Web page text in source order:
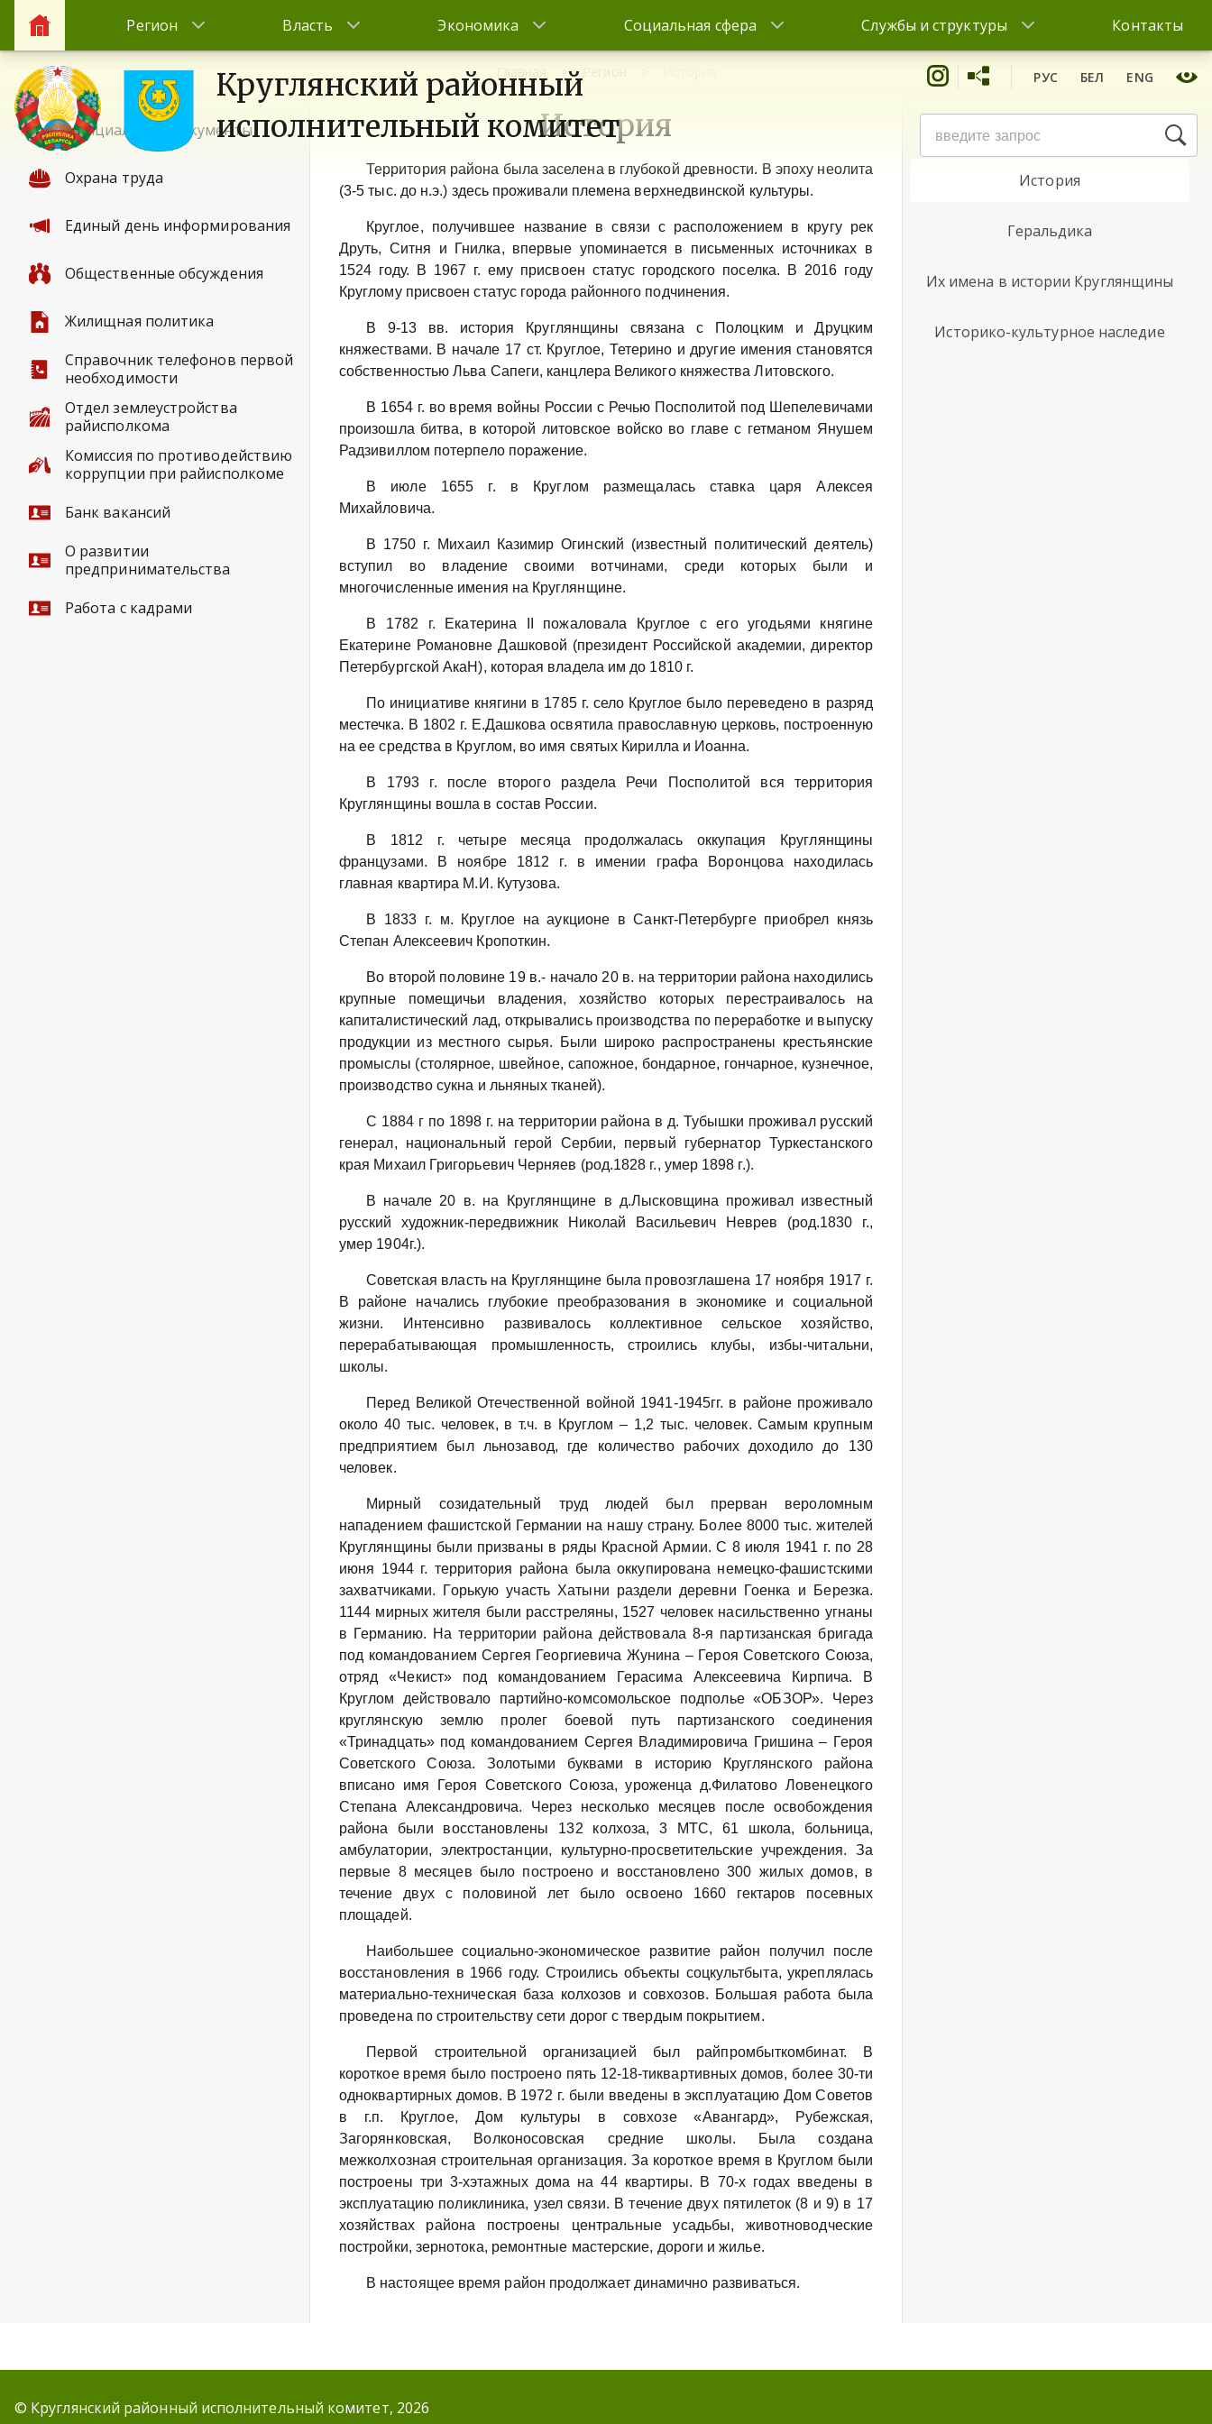
Регион Власть Экономика Социальная сфера Службы и структуры Контакты
Круглянский районный
исполнительный комитет
РУС БЕЛ ENG
Официальные документы
Охрана труда
Единый день информирования
Общественные обсуждения
Жилищная политика
Справочник телефонов первой
необходимости
Отдел землеустройства
райисполкома
Комиссия по противодействию
коррупции при райисполкоме
Банк вакансий
О развитии
предпринимательства
Работа с кадрами
История
Территория района была заселена в глубокой древности. В эпоху неолита
(3-5 тыс. до н.э.) здесь проживали племена верхнедвинской культуры.
Круглое, получившее название в связи с расположением в кругу рек
Друть, Ситня и Гнилка, впервые упоминается в письменных источниках в
1524 году. В 1967 г. ему присвоен статус городского поселка. В 2016 году
Круглому присвоен статус города районного подчинения.
В 9-13 вв. история Круглянщины связана с Полоцким и Друцким
княжествами. В начале 17 ст. Круглое, Тетерино и другие имения становятся
собственностью Льва Сапеги, канцлера Великого княжества Литовского.
В 1654 г. во время войны России с Речью Посполитой под Шепелевичами
произошла битва, в которой литовское войско во главе с гетманом Янушем
Радзивиллом потерпело поражение.
В июле 1655 г. в Круглом размещалась ставка царя Алексея
Михайловича.
В 1750 г. Михаил Казимир Огинский (известный политический деятель)
вступил во владение своими вотчинами, среди которых были и
многочисленные имения на Круглянщине.
В 1782 г. Екатерина ІІ пожаловала Круглое с его угодьями княгине
Екатерине Романовне Дашковой (президент Российской академии, директор
Петербургской АкаН), которая владела им до 1810 г.
По инициативе княгини в 1785 г. село Круглое было переведено в разряд
местечка. В 1802 г. Е.Дашкова освятила православную церковь, построенную
на ее средства в Круглом, во имя святых Кирилла и Иоанна.
В 1793 г. после второго раздела Речи Посполитой вся территория
Круглянщины вошла в состав России.
В 1812 г. четыре месяца продолжалась оккупация Круглянщины
французами. В ноябре 1812 г. в имении графа Воронцова находилась
главная квартира М.И. Кутузова.
В 1833 г. м. Круглое на аукционе в Санкт-Петербурге приобрел князь
Степан Алексеевич Кропоткин.
Во второй половине 19 в.- начало 20 в. на территории района находились
крупные помещичьи владения, хозяйство которых перестраивалось на
капиталистический лад, открывались производства по переработке и выпуску
продукции из местного сырья. Были широко распространены крестьянские
промыслы (столярное, швейное, сапожное, бондарное, гончарное, кузнечное,
производство сукна и льняных тканей).
С 1884 г по 1898 г. на территории района в д. Тубышки проживал русский
генерал, национальный герой Сербии, первый губернатор Туркестанского
края Михаил Григорьевич Черняев (род.1828 г., умер 1898 г.).
В начале 20 в. на Круглянщине в д.Лысковщина проживал известный
русский художник-передвижник Николай Васильевич Неврев (род.1830 г.,
умер 1904г.).
Советская власть на Круглянщине была провозглашена 17 ноября 1917 г.
В районе начались глубокие преобразования в экономике и социальной
жизни. Интенсивно развивалось коллективное сельское хозяйство,
перерабатывающая промышленность, строились клубы, избы-читальни,
школы.
Перед Великой Отечественной войной 1941-1945гг. в районе проживало
около 40 тыс. человек, в т.ч. в Круглом – 1,2 тыс. человек. Самым крупным
предприятием был льнозавод, где количество рабочих доходило до 130
человек.
Мирный созидательный труд людей был прерван вероломным
нападением фашистской Германии на нашу страну. Более 8000 тыс. жителей
Круглянщины были призваны в ряды Красной Армии. С 8 июля 1941 г. по 28
июня 1944 г. территория района была оккупирована немецко-фашистскими
захватчиками. Горькую участь Хатыни раздели деревни Гоенка и Березка.
1144 мирных жителя были расстреляны, 1527 человек насильственно угнаны
в Германию. На территории района действовала 8-я партизанская бригада
под командованием Сергея Георгиевича Жунина – Героя Советского Союза,
отряд «Чекист» под командованием Герасима Алексеевича Кирпича. В
Круглом действовало партийно-комсомольское подполье «ОБЗОР». Через
круглянскую землю пролег боевой путь партизанского соединения
«Тринадцать» под командованием Сергея Владимировича Гришина – Героя
Советского Союза. Золотыми буквами в историю Круглянского района
вписано имя Героя Советского Союза, уроженца д.Филатово Ловенецкого
Степана Александровича. Через несколько месяцев после освобождения
района были восстановлены 132 колхоза, 3 МТС, 61 школа, больница,
амбулатории, электростанции, культурно-просветительские учреждения. За
первые 8 месяцев было построено и восстановлено 300 жилых домов, в
течение двух с половиной лет было освоено 1660 гектаров посевных
площадей.
Наибольшее социально-экономическое развитие район получил после
восстановления в 1966 году. Строились объекты соцкультбыта, укреплялась
материально-техническая база колхозов и совхозов. Большая работа была
проведена по строительству сети дорог с твердым покрытием.
Первой строительной организацией был райпромбыткомбинат. В
короткое время было построено пять 12-18-тиквартивных домов, более 30-ти
одноквартирных домов. В 1972 г. были введены в эксплуатацию Дом Советов
в г.п. Круглое, Дом культуры в совхозе «Авангард», Рубежская,
Загорянковская, Волконосовская средние школы. Была создана
межколхозная строительная организация. За короткое время в Круглом были
построены три 3-хэтажных дома на 44 квартиры. В 70-х годах введены в
эксплуатацию поликлиника, узел связи. В течение двух пятилеток (8 и 9) в 17
хозяйствах района построены центральные усадьбы, животноводческие
постройки, зернотока, ремонтные мастерские, дороги и жилье.
В настоящее время район продолжает динамично развиваться.
География
История
Геральдика
Их имена в истории Круглянщины
Историко-культурное наследие
© Круглянский районный исполнительный комитет, 2026